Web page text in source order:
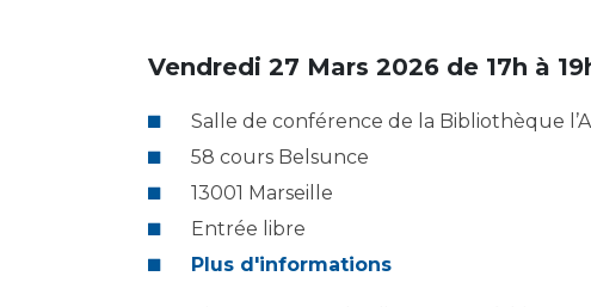
Livret d'accueil
Salon des familles
Vendredi 27 Mars 2026 de 17h à
Salle de conférence de la Bibliothèque
58 cours Belsunce
13001 Marseille
Entrée libre
Plus d'informations